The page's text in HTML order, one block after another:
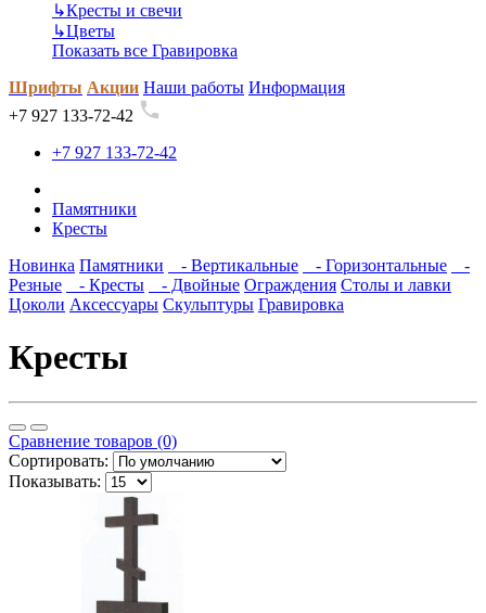
↳Кресты и свечи
↳Цветы
Показать все Гравировка
Шрифты Акции Наши работы Информация
+7 927 133-72-42
+7 927 133-72-42
Памятники
Кресты
Новинка Памятники - Вертикальные - Горизонтальные
-
Резные
- Кресты - Двойные Ограждения Столы и лавки
Цоколи Аксессуары Скульптуры Гравировка
Кресты
Сравнение товаров (0)
Сортировать:
Показывать: